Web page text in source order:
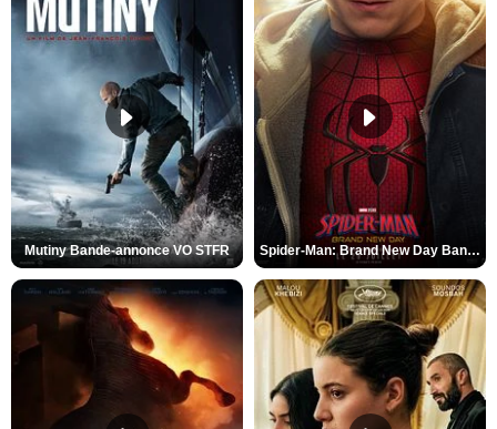
Mutiny Bande-annonce VO STFR Spider-Man: Brand New Day Bande-annonce VO STFR